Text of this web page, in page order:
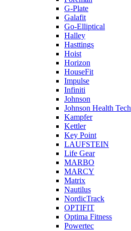
G-Plate
Galafit
Go-Elliptical
Halley
Hasttings
Hoist
Horizon
HouseFit
Impulse
Infiniti
Johnson
Johnson Health Tech
Kampfer
Kettler
Key Point
LAUFSTEIN
Life Gear
MARBO
MARCY
Matrix
Nautilus
NordicTrack
OPTIFIT
Optima Fitness
Powertec